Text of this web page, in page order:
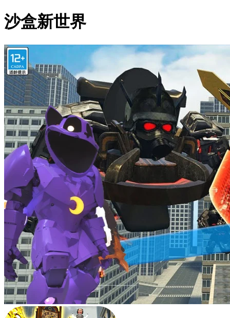
沙盒新世界